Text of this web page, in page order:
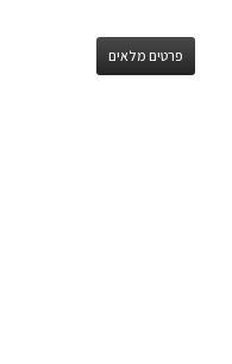
פרטים מלאים